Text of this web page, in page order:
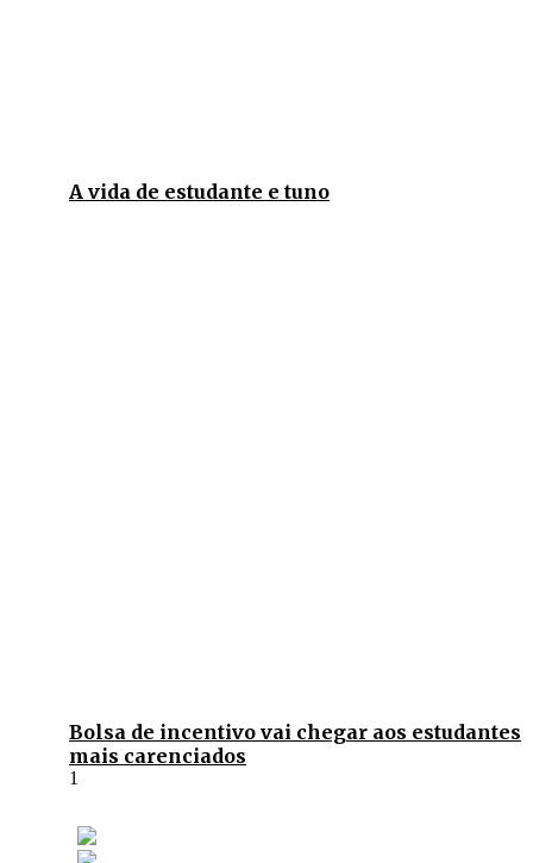
A vida de estudante e tuno
Bolsa de incentivo vai chegar aos estudantes
mais carenciados